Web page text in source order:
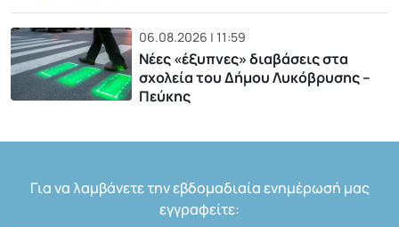
06.08.2026 | 11:59
Νέες «έξυπνες» διαβάσεις στα
σχολεία του Δήμου Λυκόβρυσης –
Πεύκης
Για να λαμβάνετε την εβδομαδιαία ενημέρωσή μας
εγγραφείτε: